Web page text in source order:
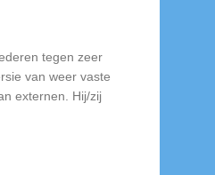
tegen zeer
van weer vaste
externen. Hij/zij